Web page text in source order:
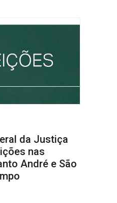
da Justiça
nas
André e São